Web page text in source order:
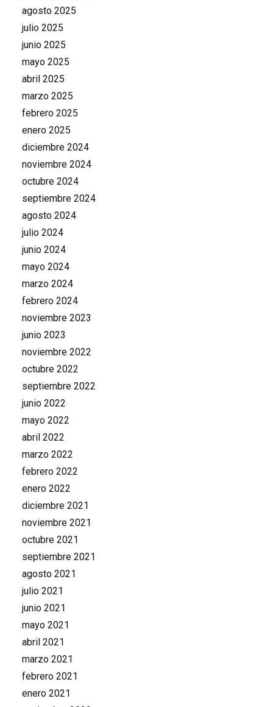
agosto 2025
julio 2025
junio 2025
mayo 2025
abril 2025
marzo 2025
febrero 2025
enero 2025
diciembre 2024
noviembre 2024
octubre 2024
septiembre 2024
agosto 2024
julio 2024
junio 2024
mayo 2024
marzo 2024
febrero 2024
noviembre 2023
junio 2023
noviembre 2022
octubre 2022
septiembre 2022
junio 2022
mayo 2022
abril 2022
marzo 2022
febrero 2022
enero 2022
diciembre 2021
noviembre 2021
octubre 2021
septiembre 2021
agosto 2021
julio 2021
junio 2021
mayo 2021
abril 2021
marzo 2021
febrero 2021
enero 2021